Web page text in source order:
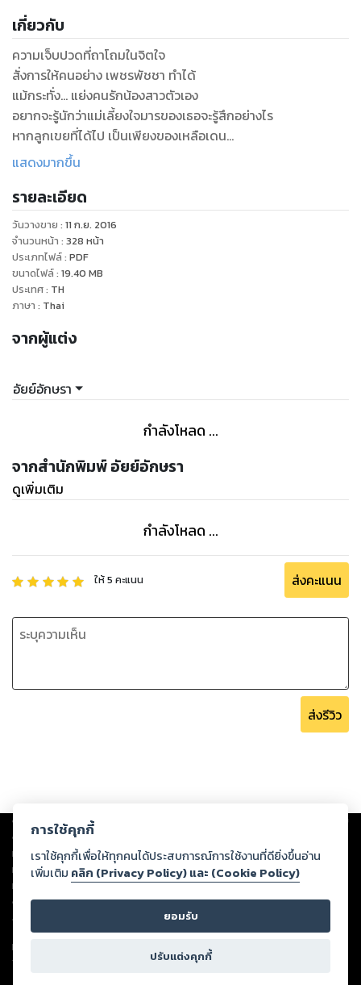
เกี่ยวกับ
ความเจ็บปวดที่ถาโถมในจิตใจ
สั่งการให้คนอย่าง เพชรพัชชา ทำได้
แม้กระทั่ง... แย่งคนรักน้องสาวตัวเอง
อยากจะรู้นักว่าแม่เลี้ยงใจมารของเธอจะรู้สึกอย่างไร
หากลูกเขยที่ได้ไป เป็นเพียงของเหลือเดน
ที่เธอ เคี้ยวแล้วคายแค่พอสนุกปาก
แสดงมากขึ้น
รายละเอียด
วันวางขาย : 11 ก.ย. 2016
จำนวนหน้า : 328 หน้า
ประเภทไฟล์: PDF
ขนาดไฟล์: 19.40 MB
ประเทศ: TH
ภาษา : Thai
จากผู้แต่ง
อัยย์อักษรา
กำลังโหลด ...
จากสำนักพิมพ์ อัยย์อักษรา
ดูเพิ่มเติม
กำลังโหลด ...
ให้5 คะแนน ส่งคะแนน
ส่งรีวิว
Copyright © 2026
ต่อผลงานหรือเนื้อหาใดที่อัปโหลดผ่านเว็บไซต์และปรากฏว่าละเมิดสิทธิใน
ทรัพย์สินทางปัญญาของบุคคลอื่นหรือขัดต่อกฎหมายและศีลธรรม ดังนั้น ผู้อ่าน
ทุกท่านโปรดใช้วิจารณญาณในการกลั่นกรองด้วยตนเอง และหากท่านพบว่าส่วน
หนึ่งส่วนใดขัดต่อกฎหมายและศีลธรรม กรุณาแจ้งมายังบริษัท เพื่อทีมงานจะได้
ดำเนินการในทันที ทั้งนี้ ทางสตอรี่ล็อกขอสงวนลิขสิทธิ์ตามพระราชบัญญัติ
ลิขสิทธิ์ พ.ศ. 2537 (ฉบับล่าสุด)
For support: member@ookbee.com
Version
การใช้คุกกี้
เราใช้คุกกี้เพื่อให้ทุกคนได้ประสบการณ์การใช้งานที่ดียิ่งขึ้นอ่าน
เพิ่มเติม คลิก (Privacy Policy) และ (Cookie Policy)
ยอมรับ
ปรับแต่งคุกกี้